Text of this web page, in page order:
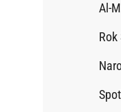
Al-
Rok